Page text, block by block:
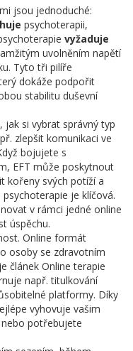
jsou jednoduché:
psychoterapii,
vyžaduje
uvolněním napětí
Tyto tři pilíře
dokáže podpořit
stabilitu duševní
jak si vybrat správný typ
zlepšit komunikaci ve
bojujete s
EFT může poskytnout
kořeny svých potíží a
psychoterapie je klíčová.
v rámci jedné online
úspěchu.
Online formát
osoby se zdravotním
článek Online terapie
např. titulkování
platformy. Díky
vyhovuje vašim
potřebujete